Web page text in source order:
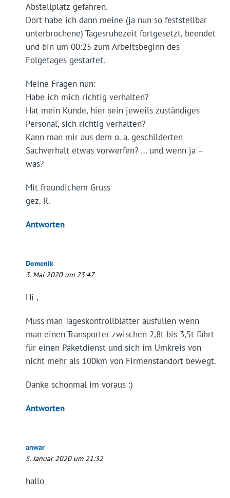
Abstellplatz gefahren.
Dort habe ich dann meine (ja nun so feststellbar
unterbrochene) Tagesruhezeit fortgesetzt, beendet
und bin um 00:25 zum Arbeitsbeginn des
Folgetages gestartet.
Meine Fragen nun:
Habe ich mich richtig verhalten?
Hat mein Kunde, hier sein jeweils zuständiges
Personal, sich richtig verhalten?
Kann man mir aus dem o. a. geschilderten
Sachverhalt etwas vorwerfen? … und wenn ja –
was?
Mit freundichem Gruss
gez. R.
Antworten
Domenik
3. Mai 2020 um 23:47
Hi ,
Muss man Tageskontrollblätter ausfüllen wenn
man einen Transporter zwischen 2,8t bis 3,5t fährt
für einen Paketdienst und sich im Umkreis von
nicht mehr als 100km von Firmenstandort bewegt.
Danke schonmal im voraus :)
Antworten
anwar
5. Januar 2020 um 21:32
hallo